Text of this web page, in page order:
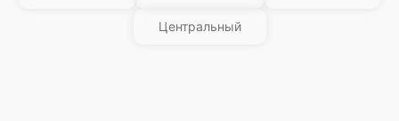
Центральный